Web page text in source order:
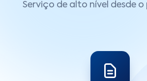
Serviço de alto nível desde